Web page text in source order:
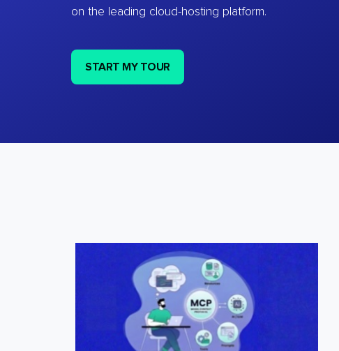
on the leading cloud-hosting platform.
START MY TOUR